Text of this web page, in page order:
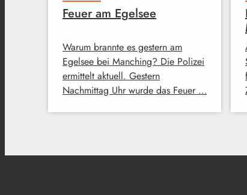
Feuer am Egelsee
Warum brannte es gestern am
Egelsee bei Manching? Die Polizei
ermittelt aktuell. Gestern
Nachmittag Uhr wurde das Feuer …